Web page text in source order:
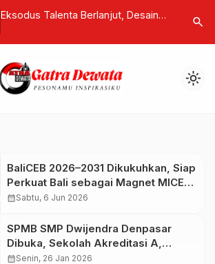
Eksodus Talenta Berlanjut, Desainer
untuk Gabung Startup AI Misterius
Global
search
light_mode
BaliCEB 2026–2031 Dikukuhkan, Siap
Perkuat Bali sebagai Magnet MICE
Berkelas Dunia
calendar_monthSabtu, 6 Jun 2026
SPMB SMP Dwijendra Denpasar
Dibuka, Sekolah Akreditasi A,
Kepsek Made Ari Tawarkan Fasilitas
calendar_monthSenin, 26 Jan 2026